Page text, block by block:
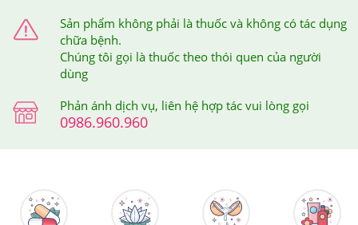
Sản phẩm không phải là thuốc và không có tác dụng
chữa bệnh.
Chúng tôi gọi là thuốc theo thói quen của người
dùng
Phản ánh dịch vụ, liên hệ hợp tác vui lòng gọi
0986.960.960